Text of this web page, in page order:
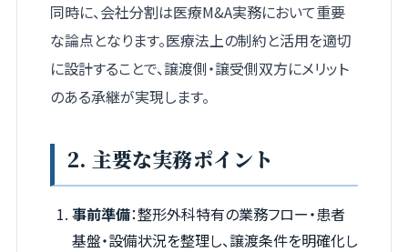
同時に、会社分割は医療M&A実務において重要
な論点となります。医療法上の制約と活用を適切
に設計することで、譲渡側・譲受側双方にメリット
のある承継が実現します。
2. 主要な実務ポイント
事前準備：整形外科特有の業務フロー・患者
基盤・設備状況を整理し、譲渡条件を明確化し